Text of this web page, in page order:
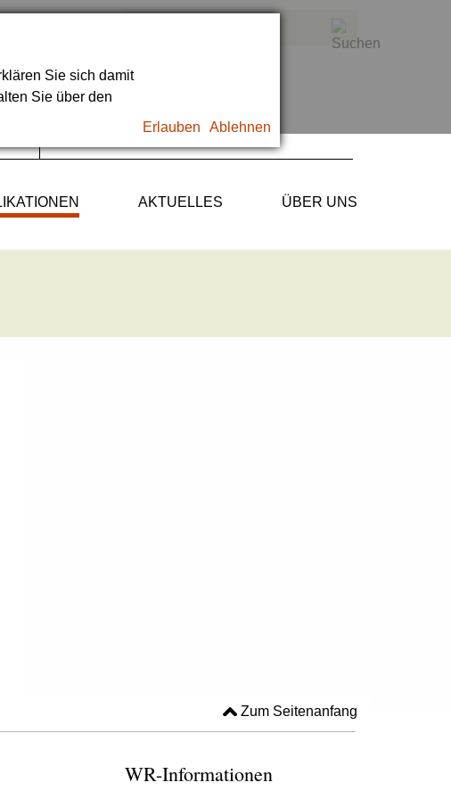
Sie sich damit
Sie über den
Erlauben Ablehnen
AKTUELLES ÜBER UNS
Zum Seitenanfang
WR-Informationen